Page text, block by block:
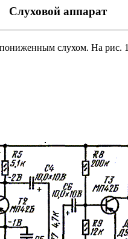
Слуховой аппарат
слухом. На